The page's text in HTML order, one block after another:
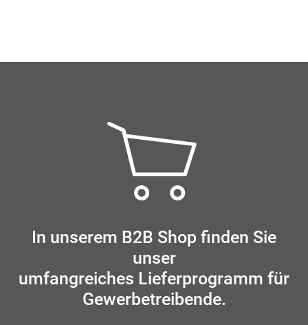
In unserem B2B Shop finden Sie
unser
umfangreiches Lieferprogramm für
Gewerbetreibende.